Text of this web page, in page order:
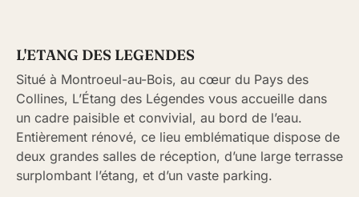
L'ETANG DES LEGENDES
Situé à Montroeul-au-Bois, au cœur du Pays des
Collines, L’Étang des Légendes vous accueille dans
un cadre paisible et convivial, au bord de l’eau.
Entièrement rénové, ce lieu emblématique dispose de
deux grandes salles de réception, d’une large terrasse
surplombant l’étang, et d’un vaste parking.